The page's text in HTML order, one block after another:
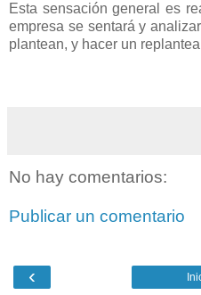
Esta sensación general es
empresa se sentará y
plantean, y hacer un
No hay comentarios:
Publicar un comentario
‹